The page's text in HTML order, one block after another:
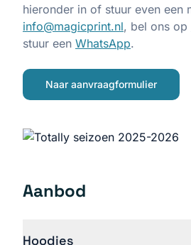
hieronder in of stuur even een
info@magicprint.nl, bel ons op
stuur een WhatsApp.
Naar aanvraagformulier
Aanbod
Hoodies